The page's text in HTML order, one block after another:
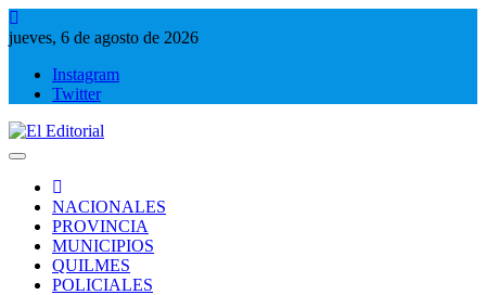
Saltar
al
jueves, 6 de agosto de 2026
Instagram
Twitter
NACIONALES
PROVINCIA
MUNICIPIOS
QUILMES
POLICIALES